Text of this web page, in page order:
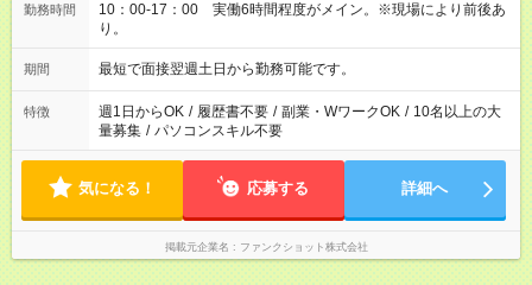
勤務時間
10：00-17：00 実働6時間程度がメイン。※現場により前後あ
り。
期間 最短で面接翌週土日から勤務可能です。
特徴 週1日からOK / 履歴書不要 / 副業・WワークOK / 10名以上の大
量募集 / パソコンスキル不要
気になる！ 応募する 詳細へ
掲載元企業名 ファンクショット株式会社